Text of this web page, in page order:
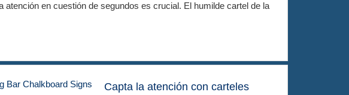
en cuestión de segundos es crucial. El humilde cartel de la
Capta la atención con carteles